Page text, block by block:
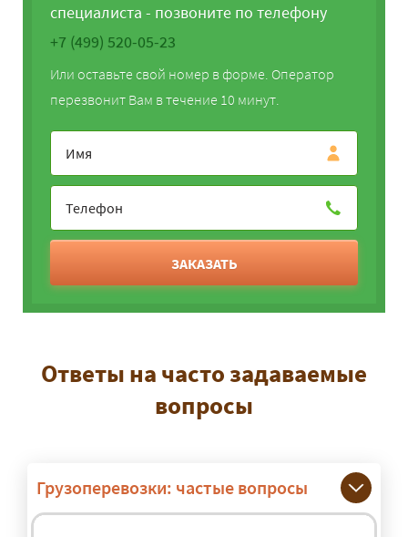
специалиста - позвоните по телефону
+7 (499) 520-05-23
Или оставьте свой номер в форме. Оператор
перезвонит Вам в течение 10 минут.
ЗАКАЗАТЬ
Ответы на часто задаваемые
вопросы
Грузоперевозки: частые вопросы